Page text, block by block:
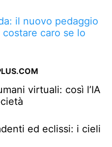
il nuovo pedaggio
caro se lo
virtuali: così l’IA
ed eclissi: i cieli